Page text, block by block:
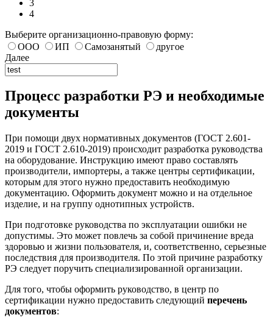
3
4
Выберите организационно-правовую форму:
ООО
ИП Самозанятый
другое
Далее
Процесс разработки РЭ и необходимые
документы
При помощи двух нормативных документов (ГОСТ 2.601-
2019 и ГОСТ 2.610-2019) происходит разработка руководства
на оборудование. Инструкцию имеют право составлять
производители, импортеры, а также центры сертификации,
которым для этого нужно предоставить необходимую
документацию. Оформить документ можно и на отдельное
изделие, и на группу однотипных устройств.
При подготовке руководства по эксплуатации ошибки не
допустимы. Это может повлечь за собой причинение вреда
здоровью и жизни пользователя, и, соответственно, серьезные
последствия для производителя. По этой причине разработку
РЭ следует поручить специализированной организации.
Для того, чтобы оформить руководство, в центр по
сертификации нужно предоставить следующий перечень
документов: